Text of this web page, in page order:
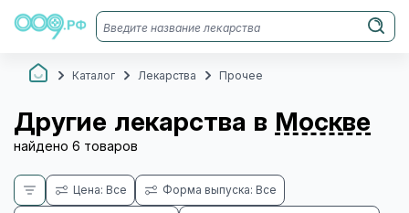
Каталог Лекарства Прочее
Другие лекарства в Москве
найдено 6 товаров
Цена: Все Форма выпуска: Все